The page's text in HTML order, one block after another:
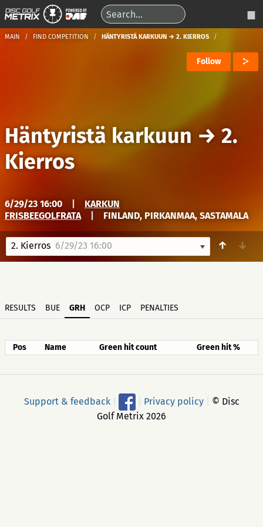
MAIN FIND COMPETITION HÄNTYRISTÄ KARKUUN → 2. KIERROS
Follow
Häntyristä karkuun → 2.
Kierros
6/29/23 16:00
KARKUN
FRISBEEGOLFRATA
FINLAND, PIRKANMAA, SASTAMALA
2. Kierros 6/29/23 16:00 ↑ ↓
RESULTS BUE GRH OCP ICP PENALTIES
Pos Name Green hit count Green hit %
Support & feedback Privacy policy
© Disc
Golf Metrix 2026